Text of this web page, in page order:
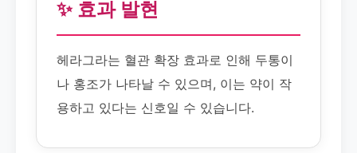
✨ 효과 발현
헤라그라는 혈관 확장 효과로 인해 두통이
나 홍조가 나타날 수 있으며, 이는 약이 작
용하고 있다는 신호일 수 있습니다.